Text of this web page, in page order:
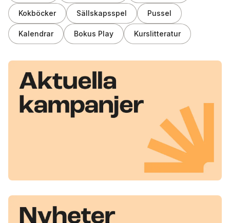
Kokböcker Sällskapsspel Pussel
Kalendrar Bokus Play Kurslitteratur